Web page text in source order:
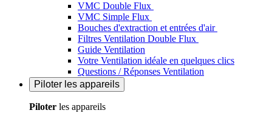
VMC Double Flux
VMC Simple Flux
Bouches d'extraction et entrées d'air
Filtres Ventilation Double Flux
Guide Ventilation
Votre Ventilation idéale en quelques clics
Questions / Réponses Ventilation
Piloter les appareils
Piloter les appareils